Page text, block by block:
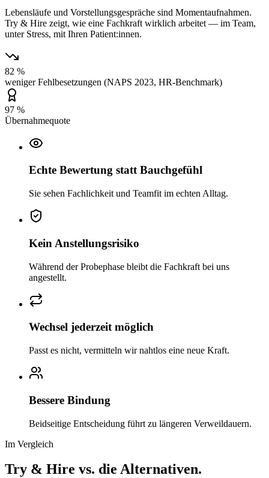
Lebensläufe und Vorstellungsgespräche sind Momentaufnahmen.
Try & Hire zeigt, wie eine Fachkraft wirklich arbeitet — im Team,
unter Stress, mit Ihren Patient:innen.
82 %
weniger Fehlbesetzungen (NAPS 2023, HR-Benchmark)
97 %
Übernahmequote
Echte Bewertung statt Bauchgefühl
Sie sehen Fachlichkeit und Teamfit im echten Alltag.
Kein Anstellungsrisiko
Während der Probephase bleibt die Fachkraft bei uns
angestellt.
Wechsel jederzeit möglich
Passt es nicht, vermitteln wir nahtlos eine neue Kraft.
Bessere Bindung
Beidseitige Entscheidung führt zu längeren Verweildauern.
Im Vergleich
Try & Hire vs. die Alternativen.